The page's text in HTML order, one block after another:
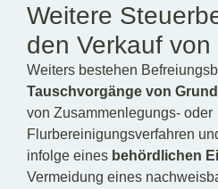
Weitere
den Verkauf von
Weiters bestehen
Tauschvorgänge von
von Zusammenlegungs- oder
Flurbereinigungsverfahren
infolge eines behördlichen
Vermeidung eines